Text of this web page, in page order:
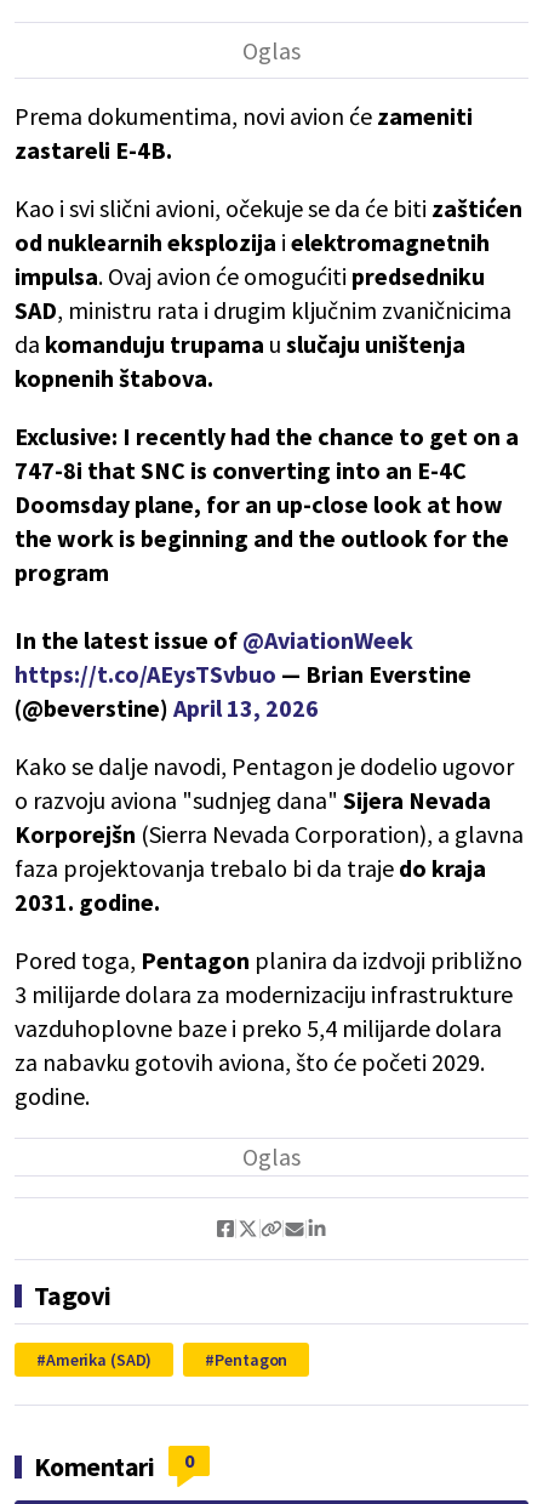
Prema dokumentima, novi avion će zameniti
zastareli E-4B.
Kao i svi slični avioni, očekuje se da će biti zaštićen
od nuklearnih eksplozija i elektromagnetnih
impulsa. Ovaj avion će omogućiti predsedniku
SAD, ministru rata i drugim ključnim zvaničnicima
da komanduju trupama u slučaju uništenja
kopnenih štabova.
Exclusive: I recently had the chance to get on a
747-8i that SNC is converting into an E-4C
Doomsday plane, for an up-close look at how
the work is beginning and the outlook for the
program
In the latest issue of @AviationWeek
https://t.co/AEysTSvbuo — Brian Everstine
(@beverstine) April 13, 2026
Kako se dalje navodi, Pentagon je dodelio ugovor
o razvoju aviona "sudnjeg dana" Sijera Nevada
Korporejšn (Sierra Nevada Corporation), a glavna
faza projektovanja trebalo bi da traje do kraja
2031. godine.
Pored toga, Pentagon planira da izdvoji približno
3 milijarde dolara za modernizaciju infrastrukture
vazduhoplovne baze i preko 5,4 milijarde dolara
za nabavku gotovih aviona, što će početi 2029.
godine.
Tagovi
Amerika (SAD) Pentagon
Komentari 0